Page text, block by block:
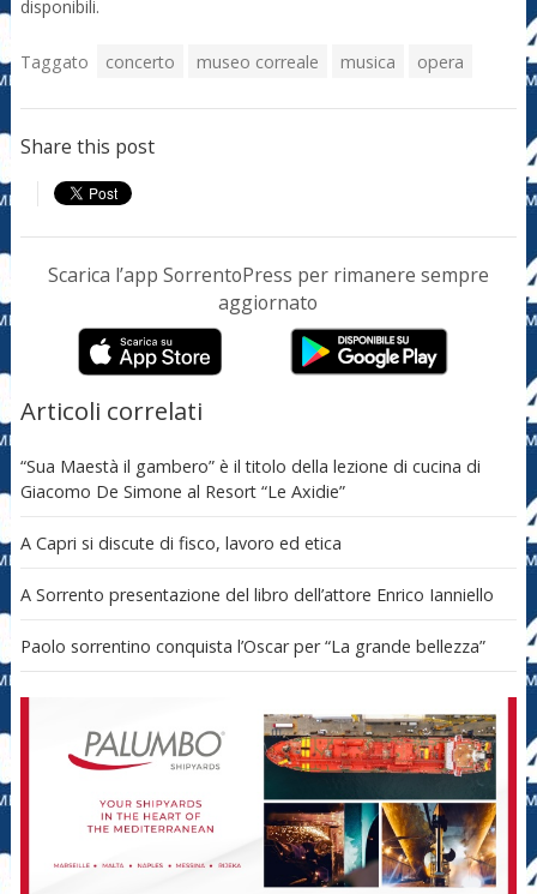
disponibili.
Taggato concerto museo correale musica opera
Share this post
Scarica l’app SorrentoPress per rimanere sempre
aggiornato
Articoli correlati
“Sua Maestà il gambero” è il titolo della lezione di cucina di
Giacomo De Simone al Resort “Le Axidie”
A Capri si discute di fisco, lavoro ed etica
A Sorrento presentazione del libro dell’attore Enrico Ianniello
Paolo sorrentino conquista l’Oscar per “La grande bellezza”